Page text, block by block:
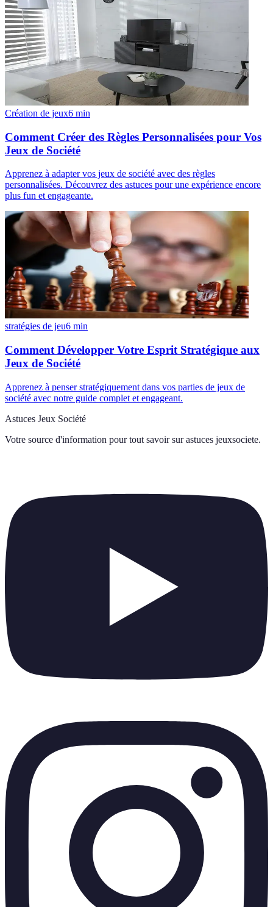
Création de jeux6 min
Comment Créer des Règles Personnalisées pour Vos
Jeux de Société
Apprenez à adapter vos jeux de société avec des règles
personnalisées. Découvrez des astuces pour une expérience encore
plus fun et engageante.
stratégies de jeu6 min
Comment Développer Votre Esprit Stratégique aux
Jeux de Société
Apprenez à penser stratégiquement dans vos parties de jeux de
société avec notre guide complet et engageant.
Astuces Jeux Société
Votre source d'information pour tout savoir sur astuces jeuxsociete.